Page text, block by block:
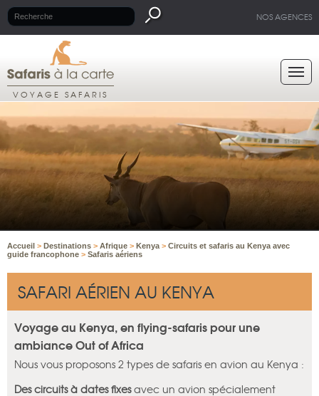
NOS AGENCES
VOYAGE SAFARIS
Accueil > Destinations > Afrique > Kenya > Circuits et safaris au Kenya avec
guide francophone > Safaris aériens
SAFARI AÉRIEN AU KENYA
Voyage au Kenya, en flying-safaris pour une
ambiance Out of Africa
Nous vous proposons 2 types de safaris en avion au Kenya :
Des circuits à dates fixesavec un avion spécialement